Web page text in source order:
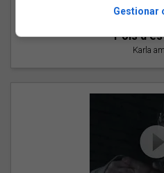
"Pols
Karla
Gestionar